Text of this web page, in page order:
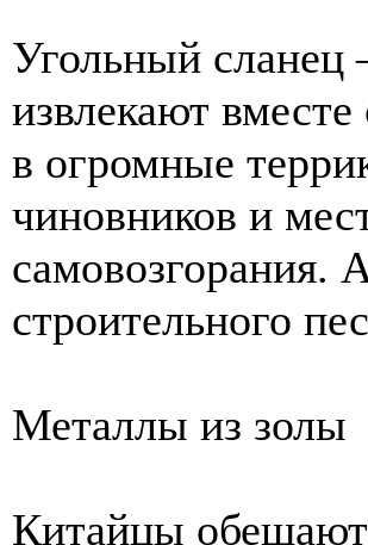
Угольный сланец
извлекают
в огромные
чиновников и
самовозгорания.
строительного
Металлы из золы
Китайцы